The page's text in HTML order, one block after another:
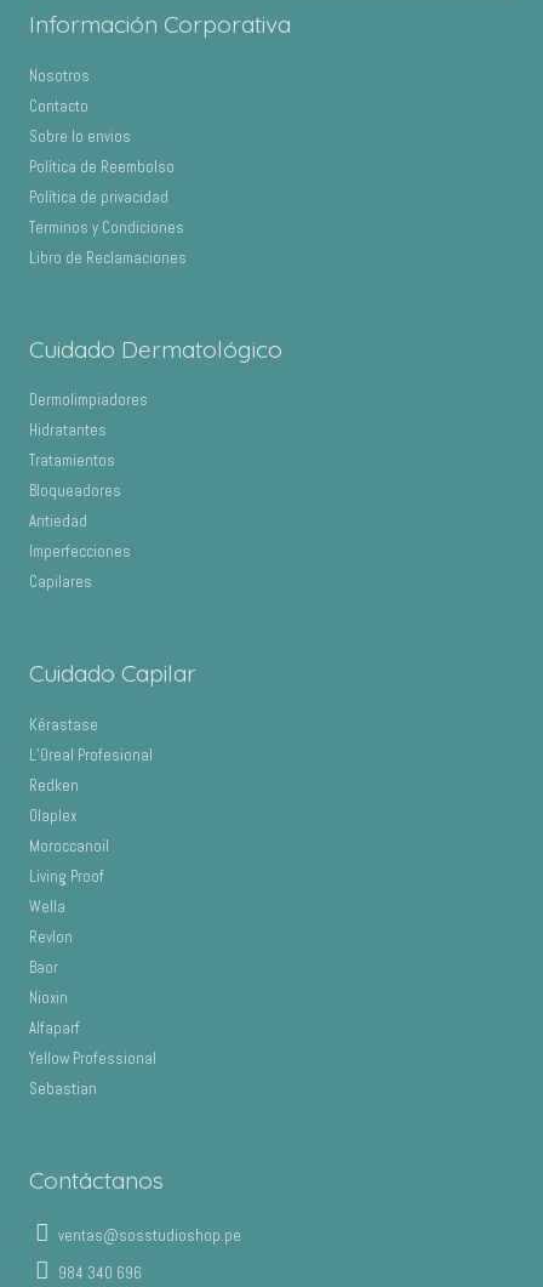
Información Corporativa
Nosotros
Contacto
Sobre lo envios
Política de Reembolso
Política de privacidad
Terminos y Condiciones
Libro de Reclamaciones
Cuidado Dermatológico
Dermolimpiadores
Hidratantes
Tratamientos
Bloqueadores
Antiedad
Imperfecciones
Capilares
Cuidado Capilar
Kérastase
L’Oreal Profesional
Redken
Olaplex
Moroccanoil
Living Proof
Wella
Revlon
Baor
Nioxin
Alfaparf
Yellow Professional
Sebastian
Contáctanos
ventas@sosstudioshop.pe
984 340 696